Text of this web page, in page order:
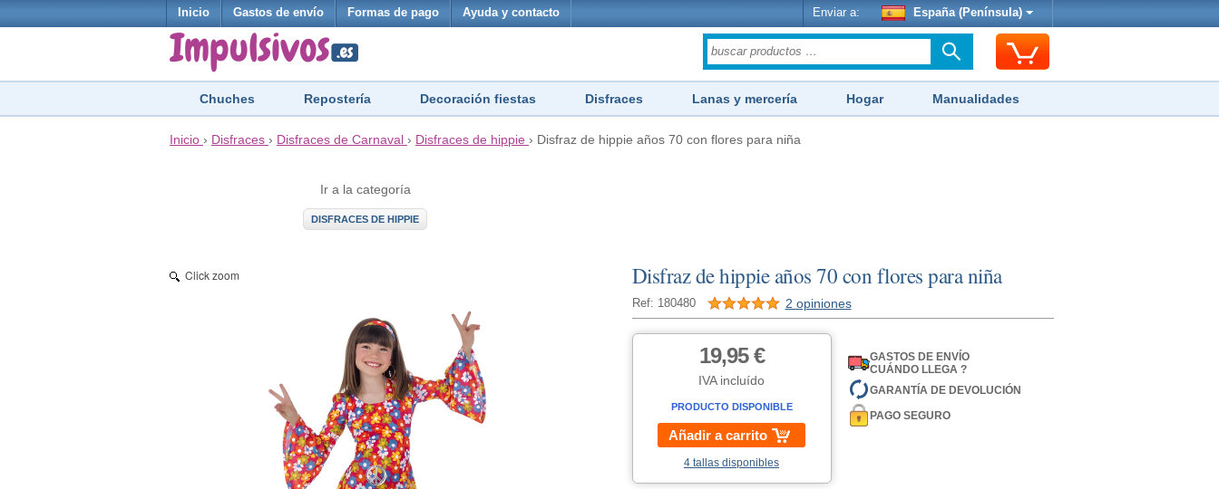
Inicio Gastos de envío Formas de pago Ayuda y contacto Enviar a: España (Península)
Chuches Repostería Decoración fiestas Disfraces Lanas y mercería Hogar Manualidades
Inicio › Disfraces › Disfraces de Carnaval › Disfraces de hippie › Disfraz de hippie años 70 con flores para niña
Ir a la categoría
DISFRACES DE HIPPIE
Disfraz de hippie años 70 con flores para niña
Ref: 180480 2 opiniones
Click zoom
19,95 €
IVA incluído
PRODUCTO DISPONIBLE
Añadir a carrito
4 tallas disponibles
GASTOS DE ENVÍO
CUÁNDO LLEGA ?
GARANTÍA DE DEVOLUCIÓN
PAGO SEGURO